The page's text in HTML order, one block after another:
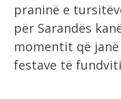
praninë e
për Sarandës
momentit që
festave të